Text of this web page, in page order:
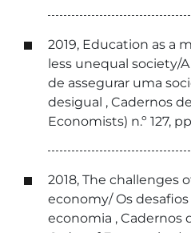
2019, Education as a
less unequal society/
de assegurar uma
desigual , Cadernos
Economists) n.º 127,
2018, The challenges
economy/ Os
economia , Cadernos